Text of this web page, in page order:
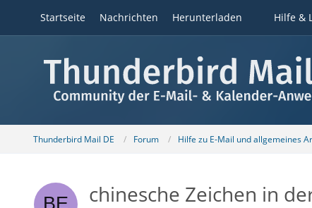
Startseite Nachrichten Herunterladen Hilfe &
Thunderbird Mail DE Forum Hilfe zu E-Mail und allgemeines
chinesche Zeichen in